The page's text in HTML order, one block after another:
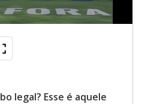
legal? Esse é aquele